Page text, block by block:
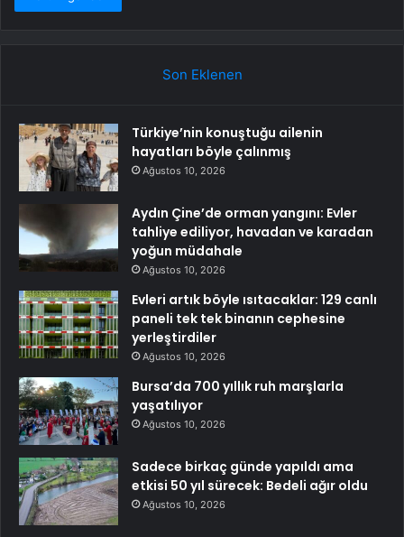
Son Eklenen
Türkiye’nin konuştuğu ailenin
hayatları böyle çalınmış
Ağustos 10, 2026
Aydın Çine’de orman yangını: Evler
tahliye ediliyor, havadan ve karadan
yoğun müdahale
Ağustos 10, 2026
Evleri artık böyle ısıtacaklar: 129 canlı
paneli tek tek binanın cephesine
yerleştirdiler
Ağustos 10, 2026
Bursa’da 700 yıllık ruh marşlarla
yaşatılıyor
Ağustos 10, 2026
Sadece birkaç günde yapıldı ama
etkisi 50 yıl sürecek: Bedeli ağır oldu
Ağustos 10, 2026